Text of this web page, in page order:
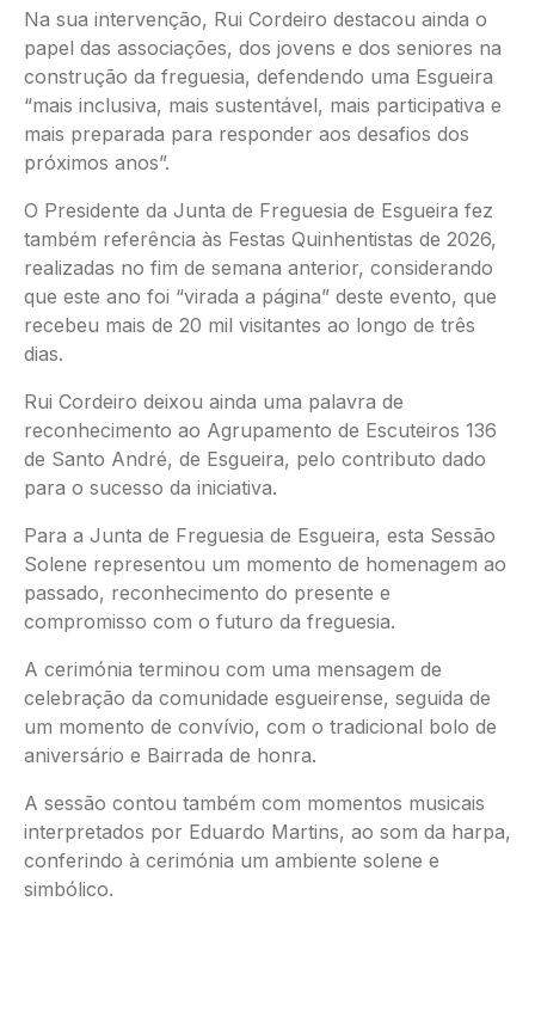
Na sua intervenção, Rui Cordeiro destacou ainda o
papel das associações, dos jovens e dos seniores na
construção da freguesia, defendendo uma Esgueira
“mais inclusiva, mais sustentável, mais participativa e
mais preparada para responder aos desafios dos
próximos anos”.
O Presidente da Junta de Freguesia de Esgueira fez
também referência às Festas Quinhentistas de 2026,
realizadas no fim de semana anterior, considerando
que este ano foi “virada a página” deste evento, que
recebeu mais de 20 mil visitantes ao longo de três
dias.
Rui Cordeiro deixou ainda uma palavra de
reconhecimento ao Agrupamento de Escuteiros 136
de Santo André, de Esgueira, pelo contributo dado
para o sucesso da iniciativa.
Para a Junta de Freguesia de Esgueira, esta Sessão
Solene representou um momento de homenagem ao
passado, reconhecimento do presente e
compromisso com o futuro da freguesia.
A cerimónia terminou com uma mensagem de
celebração da comunidade esgueirense, seguida de
um momento de convívio, com o tradicional bolo de
aniversário e Bairrada de honra.
A sessão contou também com momentos musicais
interpretados por Eduardo Martins, ao som da harpa,
conferindo à cerimónia um ambiente solene e
simbólico.